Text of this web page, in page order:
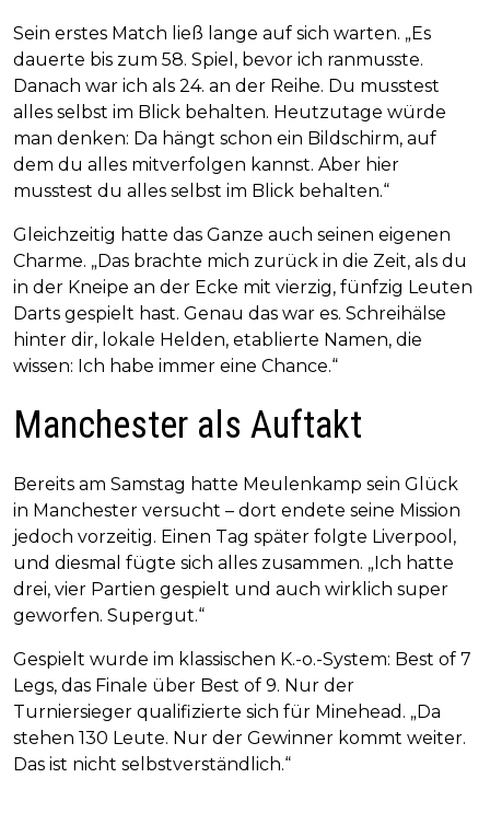
Sein erstes Match ließ lange auf sich warten. „Es
dauerte bis zum 58. Spiel, bevor ich ranmusste.
Danach war ich als 24. an der Reihe. Du musstest
alles selbst im Blick behalten. Heutzutage würde
man denken: Da hängt schon ein Bildschirm, auf
dem du alles mitverfolgen kannst. Aber hier
musstest du alles selbst im Blick behalten.“
Gleichzeitig hatte das Ganze auch seinen eigenen
Charme. „Das brachte mich zurück in die Zeit, als du
in der Kneipe an der Ecke mit vierzig, fünfzig Leuten
Darts gespielt hast. Genau das war es. Schreihälse
hinter dir, lokale Helden, etablierte Namen, die
wissen: Ich habe immer eine Chance.“
Manchester als Auftakt
Bereits am Samstag hatte Meulenkamp sein Glück
in Manchester versucht – dort endete seine Mission
jedoch vorzeitig. Einen Tag später folgte Liverpool,
und diesmal fügte sich alles zusammen. „Ich hatte
drei, vier Partien gespielt und auch wirklich super
geworfen. Supergut.“
Gespielt wurde im klassischen K.-o.-System: Best of 7
Legs, das Finale über Best of 9. Nur der
Turniersieger qualifizierte sich für Minehead. „Da
stehen 130 Leute. Nur der Gewinner kommt weiter.
Das ist nicht selbstverständlich.“